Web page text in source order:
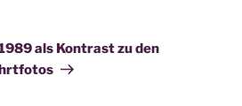
als Kontrast zu den